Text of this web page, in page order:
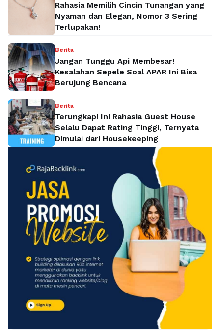
Rahasia Memilih Cincin Tunangan yang
Nyaman dan Elegan, Nomor 3 Sering
Terlupakan!
Berita
Jangan Tunggu Api Membesar!
Kesalahan Sepele Soal APAR Ini Bisa
Berujung Bencana
Berita
Terungkap! Ini Rahasia Guest House
Selalu Dapat Rating Tinggi, Ternyata
Dimulai dari Housekeeping